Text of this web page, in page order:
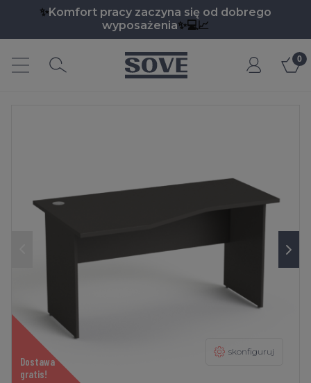
✨Komfort pracy zaczyna się od dobrego
wyposażenia✨💻📈
Moje
konto
Dostawa
gratis!
skonfiguruj